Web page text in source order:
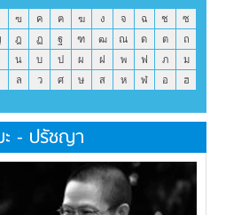
ฃ ค ฅ ฆ ง จ ฉ ช
ซ
ฎ ฏ ฐ ฑ ฒ ณ ด ต
ถ
น บ ป ผ ฝ พ ฟ ภ
ม
ล ว ศ ษ ส ห ฬ อ ฮ
ะ - ปรัชญา